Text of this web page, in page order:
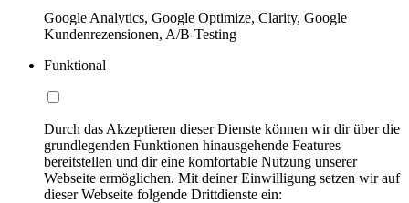
Google Analytics, Google Optimize, Clarity, Google
Kundenrezensionen, A/B-Testing
Funktional
Durch das Akzeptieren dieser Dienste können wir dir über die
grundlegenden Funktionen hinausgehende Features
bereitstellen und dir eine komfortable Nutzung unserer
Webseite ermöglichen. Mit deiner Einwilligung setzen wir auf
dieser Webseite folgende Drittdienste ein: